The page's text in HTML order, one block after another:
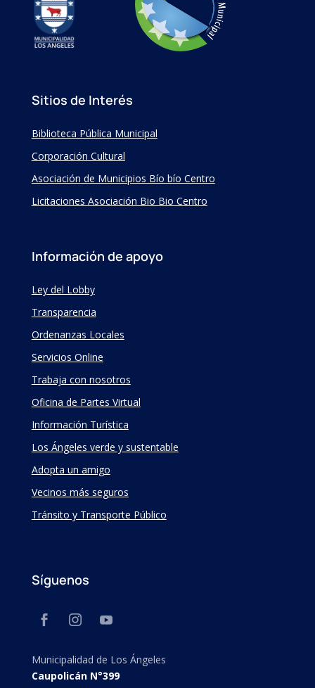
Sitios de Interés
Biblioteca Pública Municipal
Corporación Cultural
Asociación de Municipios Bío bío Centro
Licitaciones Asociación Bio Bio Centro
Información de apoyo
Ley del Lobby
Transparencia
Ordenanzas Locales
Servicios Online
Trabaja con nosotros
Oficina de Partes Virtual
Información Turística
Los Ángeles verde y sustentable
Adopta un amigo
Vecinos más seguros
Tránsito y Transporte Público
Síguenos
Municipalidad de Los Ángeles
Caupolicán N°399